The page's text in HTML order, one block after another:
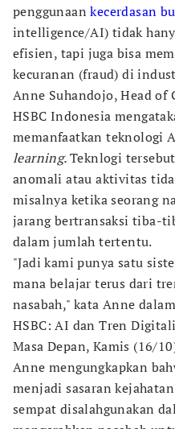
penggunaankecerdasan
intelligence/AI) tidak
efisien, tapi juga bisa
kecuranan (fraud) di
Anne Suhandojo, Head of
HSBC Indonesia
memanfaatkan teknologi
learning.Teknlogi
anomali atau aktivitas
misalnya ketika seorang
jarang bertransaksi tiba-
dalam jumlah tertentu.
"Jadi kami punya satu
mana belajar terus dari
nasabah," kata Anne
HSBC: AI dan Tren
Masa Depan, Kamis (16/
Anne mengungkapkan
menjadi sasaran
sempat disalahgunakan